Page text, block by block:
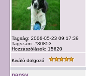
Tagság: 2006-05-23 09:17:39
Tagszám: #30853
Hozzászólások: 15620
Kiváló dolgozó